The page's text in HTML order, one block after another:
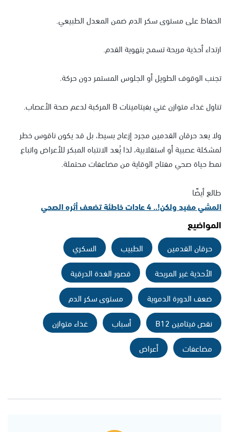
الحفاظ على مستوى سكر الدم ضمن المعدل الطبيعي.
ارتداء أحذية مريحة تسمح بتهوية القدم.
تجنب الوقوف الطويل أو الجلوس المستمر دون حركة.
تناول غذاء متوازن غني بفيتامينات B المركبة لدعم صحة الأعصاب.
ولا يعد حرقان القدمين مجرد إزعاج بسيط، بل قد يكون ناقوس خطر
لمشكلة عصبية أو استقلابية، لذا يُعد الانتباه المبكر للأعراض واتباع
نمط حياة صحي مفتاح الوقاية من مضاعفات محتملة.
طالع أيضًا
المشي مفيد ولكن!.. 4 عادات خاطئة تضعف أثره الصحي
المواضيع
حرقان القدمين الطبيب
السكري
الأحذية غير المريحة
قصور الغدة الدرقية
ضعف الدورة الدموية
مستوى سكر الدم
نقص فيتامين B12
أسباب
غذاء متوازن
مضاعفات
أعراض